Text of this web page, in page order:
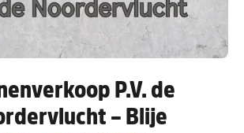
P.V. de
– Blije